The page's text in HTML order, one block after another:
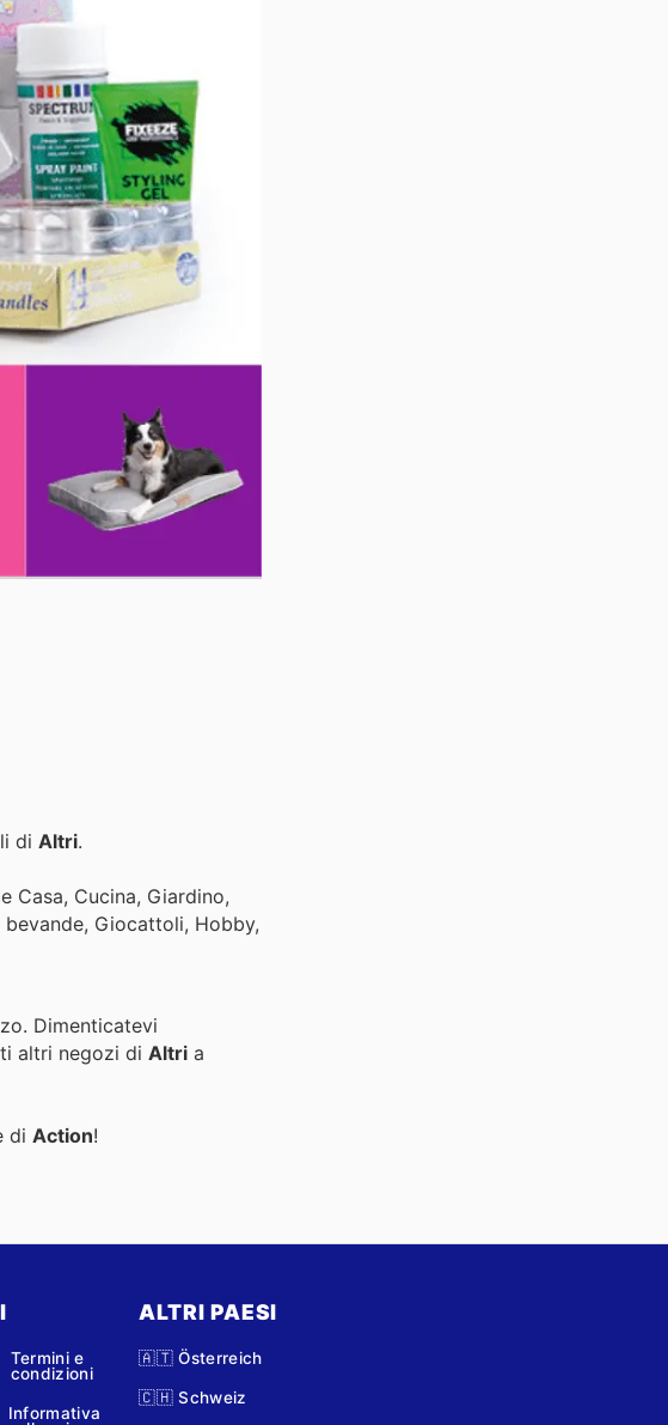
di Altri.
Casa, Cucina, Giardino,
Giocattoli, Hobby,
Dimenticatevi
altri negozi di Altri a
di Action!
Termini e
condizioni
Informativa
ALTRI PAESI
🇦🇹 Österreich
🇨🇭 Schweiz